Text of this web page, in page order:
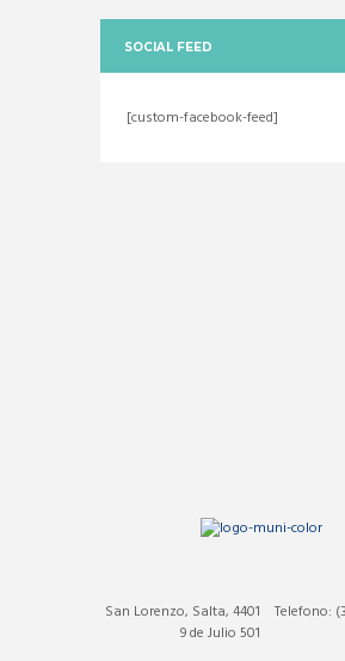
SOCIAL FEED
[custom-facebook-feed]
Telefono:
San Lorenzo, Salta, 4401
9 de Julio 501